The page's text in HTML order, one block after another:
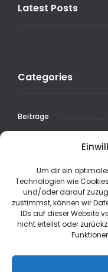
Um dir ein
Technologien wie
und/oder darauf
zustimmst, können wir
IDs auf dieser Website
nicht erteilst oder
Latest Posts
Categories
Beiträge